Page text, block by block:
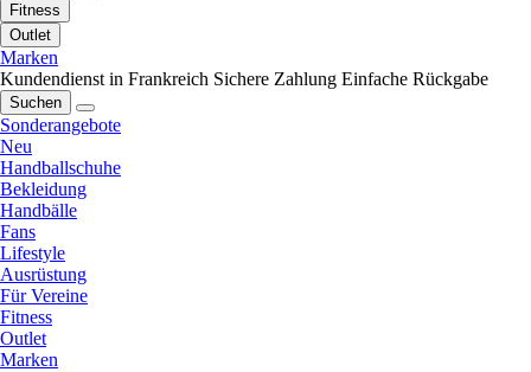
Fitness
Outlet
Marken
Kundendienst in Frankreich Sichere Zahlung Einfache Rückgabe
Suchen
Sonderangebote
Neu
Handballschuhe
Bekleidung
Handbälle
Fans
Lifestyle
Ausrüstung
Für Vereine
Fitness
Outlet
Marken